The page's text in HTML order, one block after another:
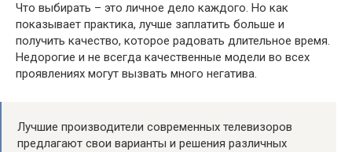
Что выбирать – это личное дело каждого. Но как
показывает практика, лучше заплатить больше и
получить качество, которое радовать длительное время.
Недорогие и не всегда качественные модели во всех
проявлениях могут вызвать много негатива.
Лучшие производители современных телевизоров
предлагают свои варианты и решения различных